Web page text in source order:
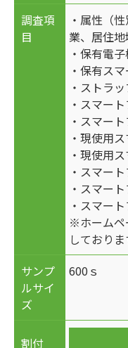
調査項
目
・属性（
業、居住地
・保有電
・保有ス
・ストラ
・スマー
・スマー
・現使用
・現使用
・スマー
・スマー
・スマー
※ホームペ
しておりま
サンプ
ルサイ
ズ
600ｓ
割付